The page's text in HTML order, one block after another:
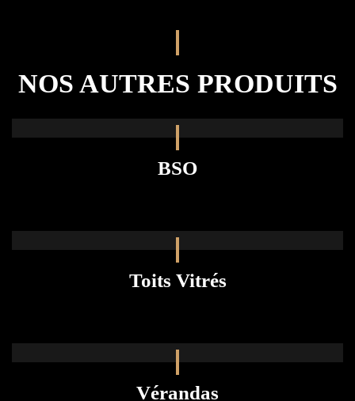
NOS AUTRES PRODUITS
BSO
Toits Vitrés
Vérandas